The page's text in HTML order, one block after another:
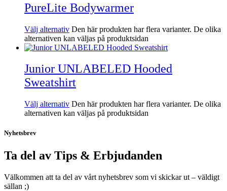
PureLite Bodywarmer
Välj alternativ Den här produkten har flera varianter. De olika
alternativen kan väljas på produktsidan
Junior UNLABELED Hooded
Sweatshirt
Välj alternativ Den här produkten har flera varianter. De olika
alternativen kan väljas på produktsidan
Nyhetsbrev
Ta del av Tips & Erbjudanden
Välkommen att ta del av vårt nyhetsbrev som vi skickar ut – väldigt
sällan ;)